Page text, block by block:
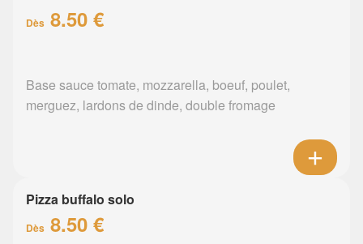
Dès 8.50 €
Base sauce tomate, mozzarella, boeuf, poulet,
merguez, lardons de dinde, double fromage
Pizza buffalo solo
Dès 8.50 €